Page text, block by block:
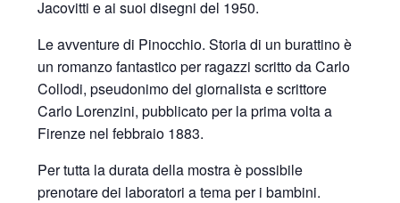
Jacovitti e ai suoi disegni del 1950.
Le avventure di Pinocchio. Storia di un burattino è
un romanzo fantastico per ragazzi scritto da Carlo
Collodi, pseudonimo del giornalista e scrittore
Carlo Lorenzini, pubblicato per la prima volta a
Firenze nel febbraio 1883.
Per tutta la durata della mostra è possibile
prenotare dei laboratori a tema per i bambini.